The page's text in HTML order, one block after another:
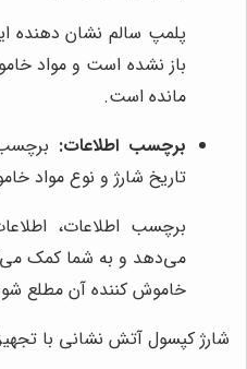
پلمپ سالم نشان دهنده
باز نشده است و مواد
مانده است.
برچسب اطلاعات:
تاریخ شارژ و نوع مواد
برچسب اطلاعات،
می‌دهد و به شما کمک
خاموش کننده آن مطلع
شارژ کپسول آتش نشانی با